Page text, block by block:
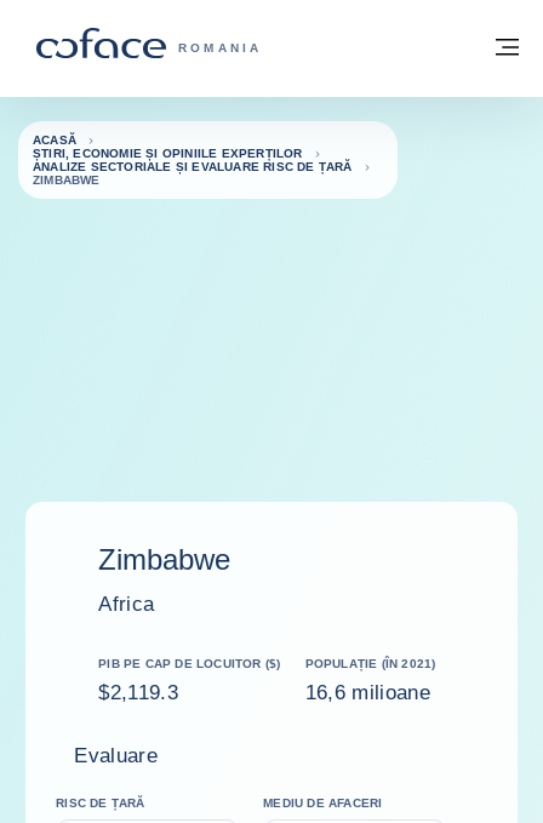
COFACE FOR TRADE - WEBSITE GRUP
ROMANIA
Înapoi la pagina de start
ACASĂ
ȘTIRI, ECONOMIE ȘI OPINIILE EXPERȚILOR
ANALIZE SECTORIALE ȘI EVALUARE RISC DE ȚARĂ
ZIMBABWE
Zimbabwe
Africa
PIB PE CAP DE LOCUITOR ($)
$2,119.3
POPULAȚIE (ÎN 2021)
16,6 milioane
Evaluare
RISC DE ȚARĂ MEDIU DE AFACERI